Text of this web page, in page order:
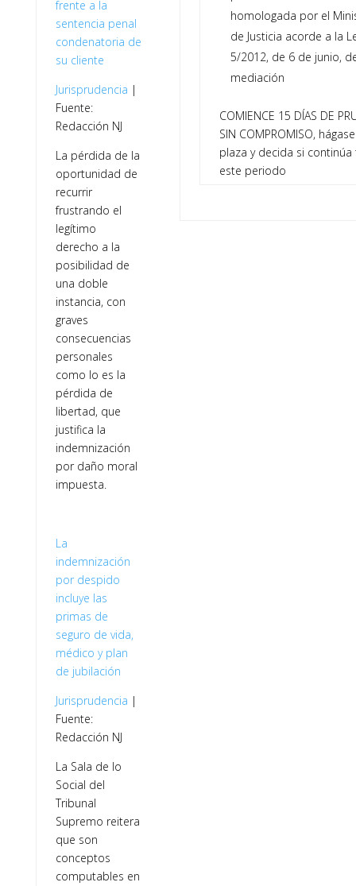
frente a la
sentencia penal
condenatoria de
su cliente
Jurisprudencia |
Fuente:
Redacción NJ
La pérdida de la
oportunidad de
recurrir
frustrando el
legítimo
derecho a la
posibilidad de
una doble
instancia, con
graves
consecuencias
personales
como lo es la
pérdida de
libertad, que
justifica la
indemnización
por daño moral
impuesta.
La
indemnización
por despido
incluye las
primas de
seguro de vida,
médico y plan
de jubilación
Jurisprudencia |
Fuente:
Redacción NJ
La Sala de lo
Social del
Tribunal
Supremo reitera
que son
conceptos
computables en
homologada por el
de Justicia acorde a la
5/2012, de 6 de junio,
mediación
COMIENCE 15 DÍAS DE
SIN COMPROMISO,
plaza y decida si continúa
este periodo